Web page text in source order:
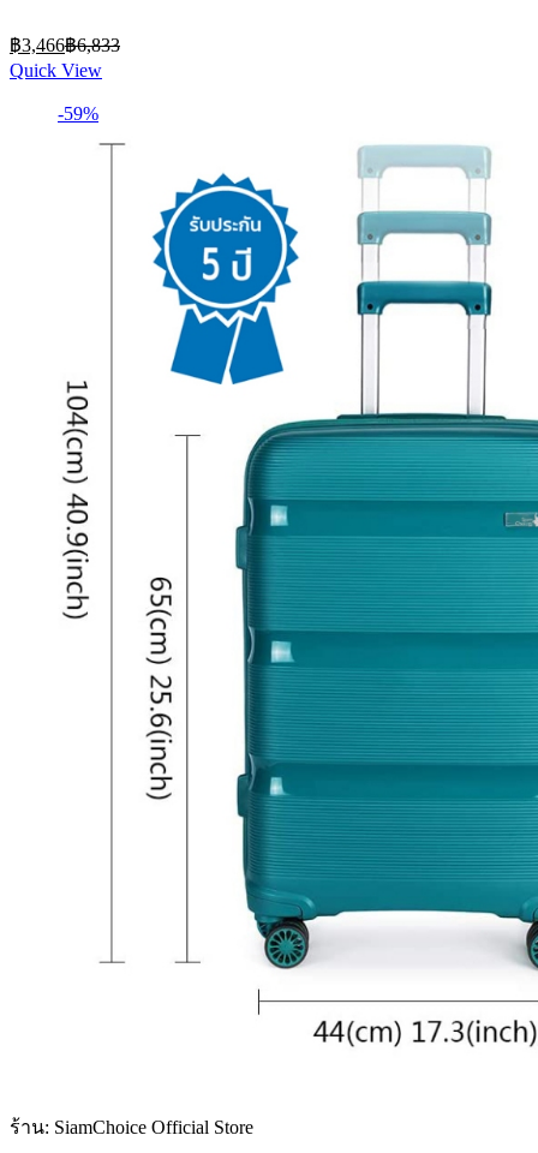
฿3,466Current
price
is:
฿3,466.
฿6,833
Quick View
-59%
ร้าน: SiamChoice Official Store